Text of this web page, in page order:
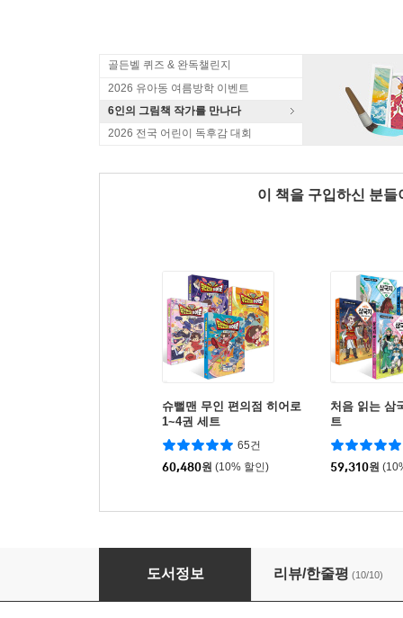
골든벨 퀴즈 & 완독챌린지
2026 유아동 여름방학 이벤트
6인의 그림책 작가를 만나다
2026 전국 어린이 독후감 대회
이 책을 구입하신 분
슈뻘맨 무인 편의점 히어로
1~4권 세트
65건
60,480원 (10% 할인)
처음 읽는 삼
트
59,310원
흔한남매 세계사 탐험대 4 춘추 전국 시대와 한
도서정보 리뷰/한줄평 (10/10)